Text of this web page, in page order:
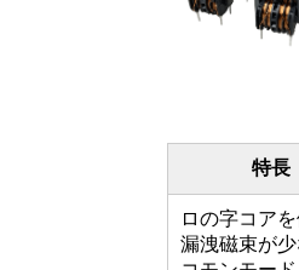
特長
ロの字コア
漏洩磁束が少